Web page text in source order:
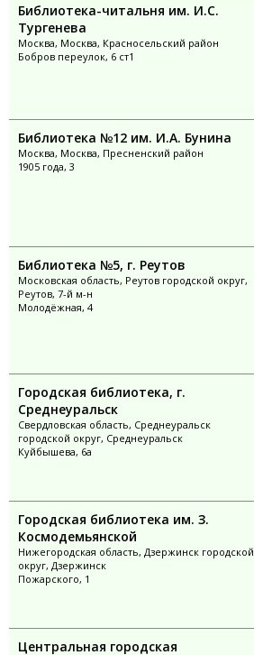
Библиотека-читальня им. И.С.
Тургенева
Москва, Москва, Красносельский район
Бобров переулок, 6 ст1
Библиотека №12 им. И.А. Бунина
Москва, Москва, Пресненский район
1905 года, 3
Библиотека №5, г. Реутов
Московская область, Реутов городской округ,
Реутов, 7-й м-н
Молодёжная, 4
Городская библиотека, г.
Среднеуральск
Свердловская область, Среднеуральск
городской округ, Среднеуральск
Куйбышева, 6а
Городская библиотека им. З.
Космодемьянской
Нижегородская область, Дзержинск городской
округ, Дзержинск
Пожарского, 1
Центральная городская